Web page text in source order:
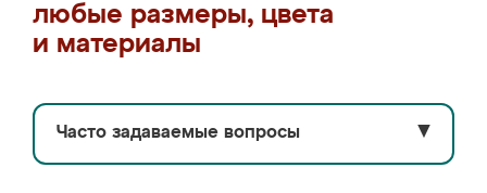
любые размеры, цвета
и материалы
Часто задаваемые вопросы ▼